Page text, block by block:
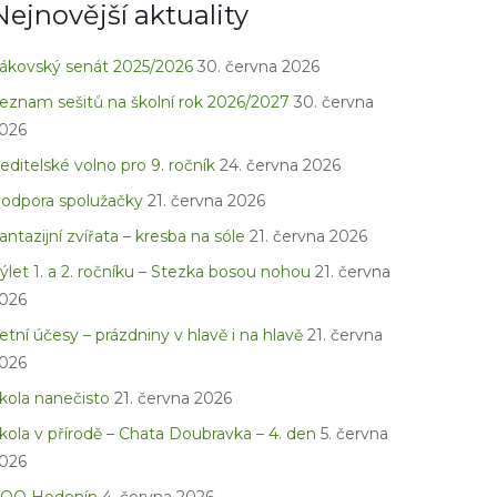
aktuality
senát 2025/2026 30. června 2026
sešitů na školní rok 2026/2027 30. června
volno pro 9. ročník 24. června 2026
spolužačky 21. června 2026
zvířata – kresba na sóle 21. června 2026
1. a 2. ročníku – Stezka bosou nohou 21. června
účesy – prázdniny v hlavě i na hlavě 21. června
nanečisto 21. června 2026
v přírodě – Chata Doubravka – 4. den 5. června